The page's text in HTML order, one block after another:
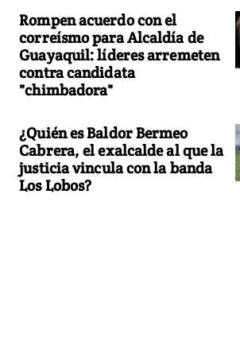
Rompen acuerdo con el
correísmo para Alcaldía de
Guayaquil: líderes arremeten
contra candidata
"chimbadora"
¿Quién es Baldor Bermeo
Cabrera, el exalcalde al que la
justicia vincula con la banda
Los Lobos?